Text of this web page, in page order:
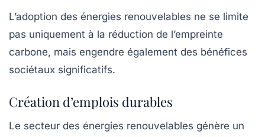
L’adoption des énergies renouvelables ne se limite
pas uniquement à la réduction de l’empreinte
carbone, mais engendre également des bénéfices
sociétaux significatifs.
Création d’emplois durables
Le secteur des énergies renouvelables génère un